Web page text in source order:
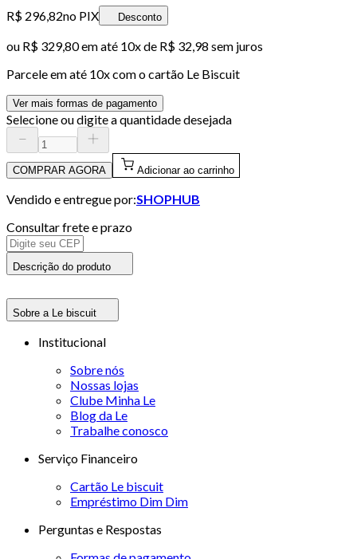
R$ 296,82no PIX Desconto
ou R$ 329,80em até 10x de R$ 32,98 sem juros
Parcele em até 10x com o cartão Le Biscuit
Ver mais formas de pagamento
Selecione ou digite a quantidade desejada
COMPRAR AGORA Adicionar ao carrinho
Vendido e entregue por:SHOPHUB
Consultar frete e prazo
Descrição do produto
Sobre a Le biscuit
Institucional
Sobre nós
Nossas lojas
Clube Minha Le
Blog da Le
Trabalhe conosco
Serviço Financeiro
Cartão Le biscuit
Empréstimo Dim Dim
Perguntas e Respostas